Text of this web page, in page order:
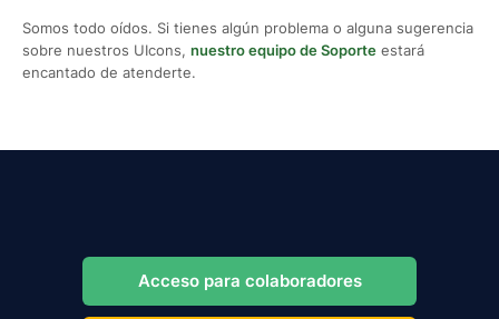
Somos todo oídos. Si tienes algún problema o alguna sugerencia
sobre nuestros UIcons, nuestro equipo de Soporte estará
encantado de atenderte.
Acceso para colaboradores